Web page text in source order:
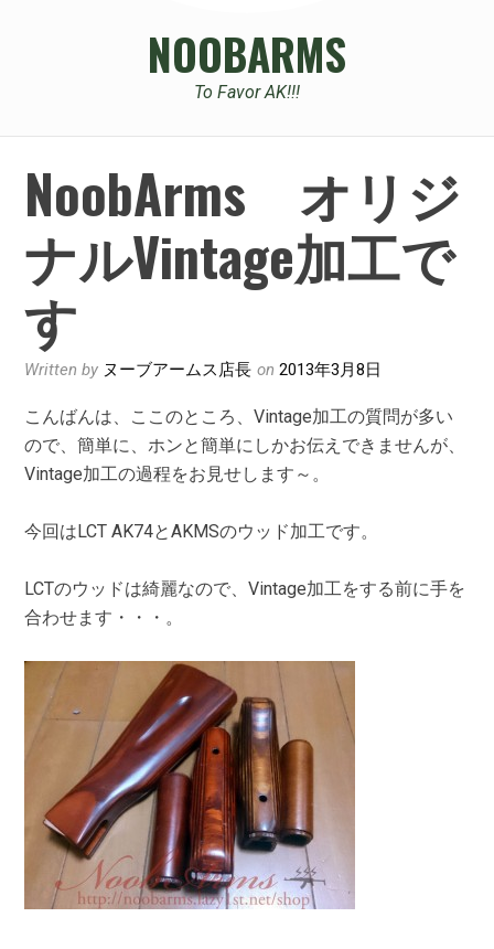
NOOBARMS
To Favor AK!!!
NoobArms オリジ
ナルVintage加工で
す
Written by ヌーブアームス店長 on2013年3月8日
こんばんは、ここのところ、Vintage加工の質問が多い
ので、簡単に、ホンと簡単にしかお伝えできませんが、
Vintage加工の過程をお見せします～。
今回はLCT AK74とAKMSのウッド加工です。
LCTのウッドは綺麗なので、Vintage加工をする前に手を
合わせます・・・。